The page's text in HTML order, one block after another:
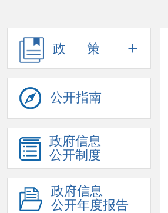
政 策 +
公开指南
政府信息
公开制度
政府信息
公开年度报告